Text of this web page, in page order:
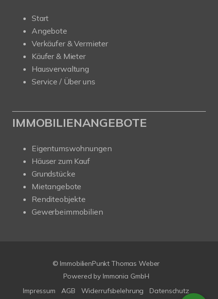
Start
Angebote
Verkäufer & Vermieter
Käufer & Mieter
Hausverwaltung
Service / Über uns
IMMOBILIENANGEBOTE
Eigentumswohnungen
Häuser zum Kauf
Grundstücke
Mietangebote
Renditeobjekte
Gewerbeimmobilien
© ImmobilienPunkt Thomas Weber
Powered by Immonia GmbH
Impressum
AGB Widerrufsbelehrung
Datenschutz